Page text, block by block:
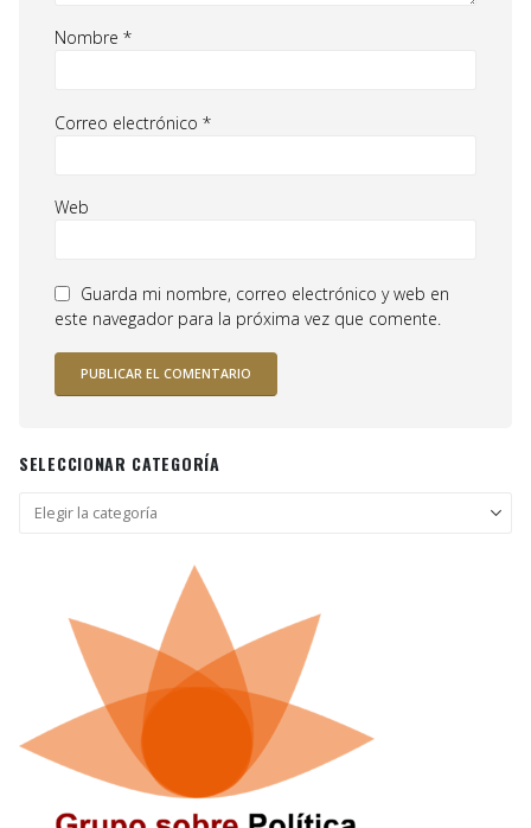
Nombre *
Correo electrónico *
Web
Guarda mi nombre, correo electrónico y web en
este navegador para la próxima vez que comente.
SELECCIONAR CATEGORÍA
Seleccionar
categoría